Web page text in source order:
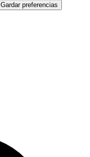
Gardar preferencias